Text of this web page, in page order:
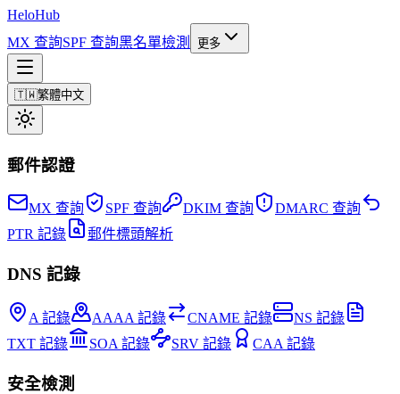
HeloHub
MX 查詢SPF 查詢黑名單檢測 更多
🇹🇼繁體中文
郵件認證
MX 查詢 SPF 查詢 DKIM 查詢
DMARC 查詢
PTR 記錄
郵件標頭解析
DNS 記錄
A 記錄 AAAA 記錄 CNAME 記錄
NS 記錄
TXT 記錄
SOA 記錄 SRV 記錄 CAA 記錄
安全檢測